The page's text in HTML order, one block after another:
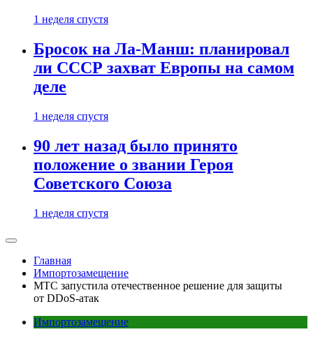
1 неделя спустя
Бросок на Ла-Манш: планировал
ли СССР захват Европы на самом
деле
1 неделя спустя
90 лет назад было принято
положение о звании Героя
Советского Союза
1 неделя спустя
Главная
Импортозамещение
МТС запустила отечественное решение для защиты
от DDoS-атак
Импортозамещение